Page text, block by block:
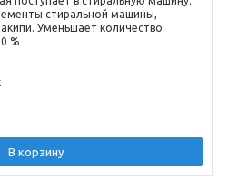
стиральной машины,
Уменьшает количество
%
В корзину